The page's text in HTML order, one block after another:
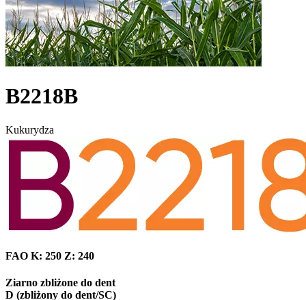
B2218B
Kukurydza
FAO K: 250 Z: 240
Ziarno zbliżone do dent
D (zbliżony do dent/SC)